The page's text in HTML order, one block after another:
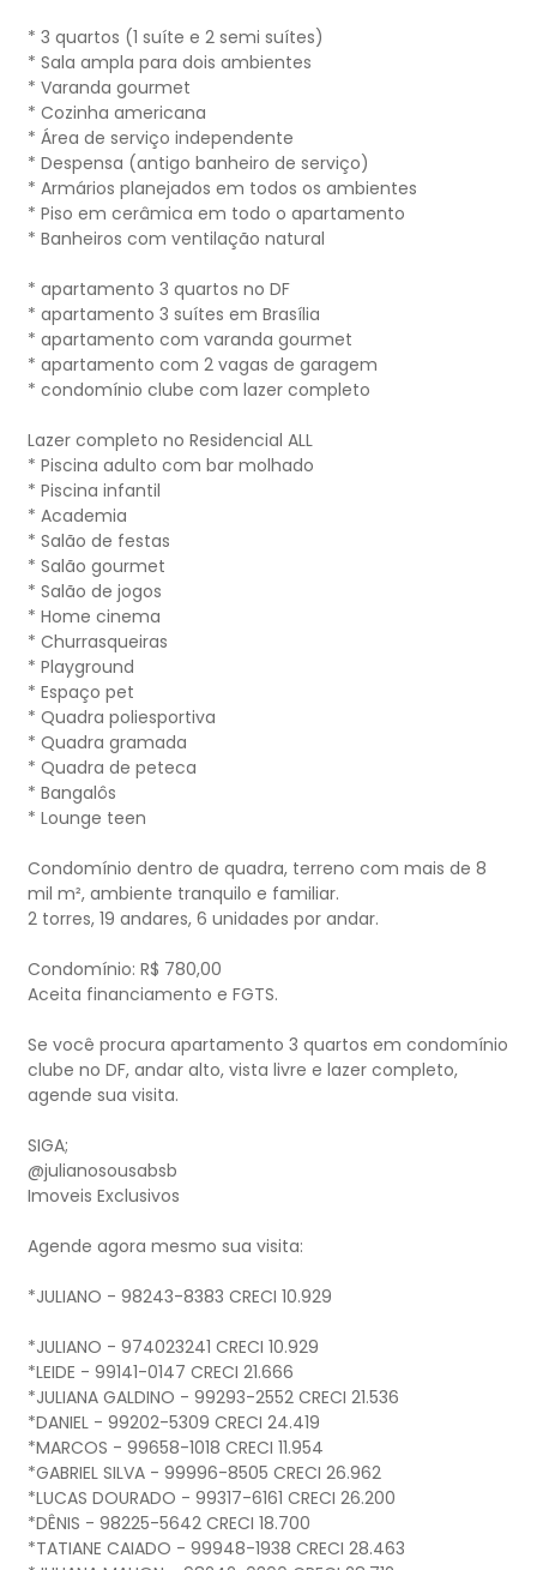
* 3 quartos (1 suíte e 2 semi suítes)
* Sala ampla para dois ambientes
* Varanda gourmet
* Cozinha americana
* Área de serviço independente
* Despensa (antigo banheiro de serviço)
* Armários planejados em todos os ambientes
* Piso em cerâmica em todo o apartamento
* Banheiros com ventilação natural
* apartamento 3 quartos no DF
* apartamento 3 suítes em Brasília
* apartamento com varanda gourmet
* apartamento com 2 vagas de garagem
* condomínio clube com lazer completo
Lazer completo no Residencial ALL
* Piscina adulto com bar molhado
* Piscina infantil
* Academia
* Salão de festas
* Salão gourmet
* Salão de jogos
* Home cinema
* Churrasqueiras
* Playground
* Espaço pet
* Quadra poliesportiva
* Quadra gramada
* Quadra de peteca
* Bangalôs
* Lounge teen
Condomínio dentro de quadra, terreno com mais de 8
mil m², ambiente tranquilo e familiar.
2 torres, 19 andares, 6 unidades por andar.
Condomínio: R$ 780,00
Aceita financiamento e FGTS.
Se você procura apartamento 3 quartos em condomínio
clube no DF, andar alto, vista livre e lazer completo,
agende sua visita.
SIGA;
@julianosousabsb
Imoveis Exclusivos
Agende agora mesmo sua visita:
*JULIANO - 98243-8383 CRECI 10.929
*JULIANO - 974023241 CRECI 10.929
*LEIDE - 99141-0147 CRECI 21.666
*JULIANA GALDINO - 99293-2552 CRECI 21.536
*DANIEL - 99202-5309 CRECI 24.419
*MARCOS - 99658-1018 CRECI 11.954
*GABRIEL SILVA - 99996-8505 CRECI 26.962
*LUCAS DOURADO - 99317-6161 CRECI 26.200
*DÊNIS - 98225-5642 CRECI 18.700
*TATIANE CAIADO - 99948-1938 CRECI 28.463